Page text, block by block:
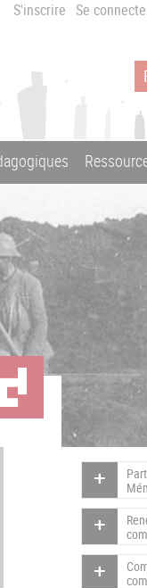
S'inscrire Se